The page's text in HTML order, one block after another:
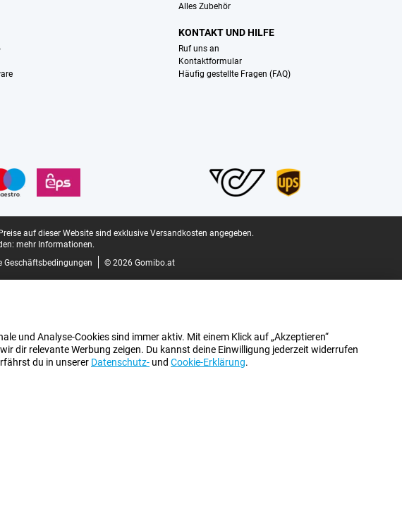
Alles Zubehör
KONTAKT UND HILFE
Ruf uns an
Kontaktformular
Häufig gestellte Fragen (FAQ)
auf dieser Website sind exklusive Versandkosten angegeben.
mehr Informationen.
Geschäftsbedingungen © 2026 Gomibo.at
und Analyse-Cookies sind immer aktiv. Mit einem Klick auf „Akzeptieren“
dir relevante Werbung zeigen. Du kannst deine Einwilligung jederzeit widerrufen
du in unserer Datenschutz- und Cookie-Erklärung.